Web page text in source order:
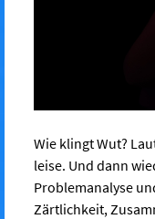
Wie klingt Wut?
leise. Und dann
Problemanalyse
Zärtlichkeit,